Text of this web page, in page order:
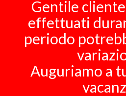
Gentile
effettuati
periodo
Auguriamo a